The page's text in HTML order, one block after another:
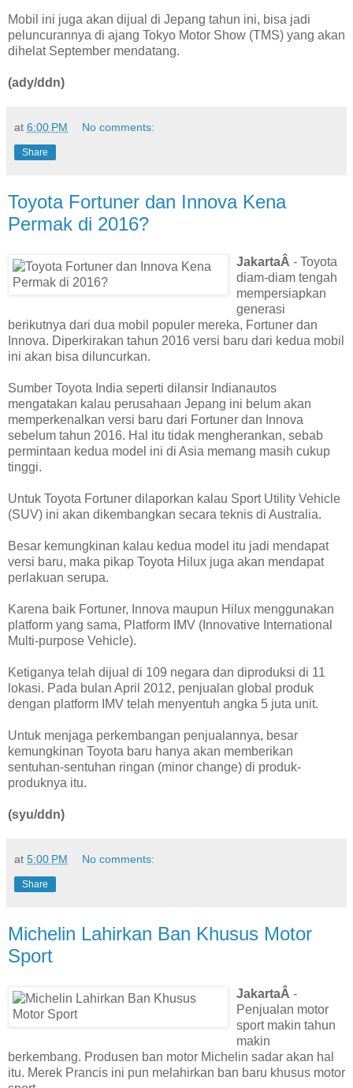
Mobil ini juga akan dijual di Jepang tahun ini, bisa jadi
peluncurannya di ajang Tokyo Motor Show (TMS) yang akan
dihelat September mendatang.
(ady/ddn)
at 6:00 PM No comments:
Share
Toyota Fortuner dan Innova Kena
Permak di 2016?
JakartaÂ - Toyota
diam-diam tengah
mempersiapkan
generasi
berikutnya dari dua mobil populer mereka, Fortuner dan
Innova. Diperkirakan tahun 2016 versi baru dari kedua mobil
ini akan bisa diluncurkan.
Sumber Toyota India seperti dilansir Indianautos
mengatakan kalau perusahaan Jepang ini belum akan
memperkenalkan versi baru dari Fortuner dan Innova
sebelum tahun 2016. Hal itu tidak mengherankan, sebab
permintaan kedua model ini di Asia memang masih cukup
tinggi.
Untuk Toyota Fortuner dilaporkan kalau Sport Utility Vehicle
(SUV) ini akan dikembangkan secara teknis di Australia.
Besar kemungkinan kalau kedua model itu jadi mendapat
versi baru, maka pikap Toyota Hilux juga akan mendapat
perlakuan serupa.
Karena baik Fortuner, Innova maupun Hilux menggunakan
platform yang sama, Platform IMV (Innovative International
Multi-purpose Vehicle).
Ketiganya telah dijual di 109 negara dan diproduksi di 11
lokasi. Pada bulan April 2012, penjualan global produk
dengan platform IMV telah menyentuh angka 5 juta unit.
Untuk menjaga perkembangan penjualannya, besar
kemungkinan Toyota baru hanya akan memberikan
sentuhan-sentuhan ringan (minor change) di produk-
produknya itu.
(syu/ddn)
at 5:00 PM No comments:
Share
Michelin Lahirkan Ban Khusus Motor
Sport
JakartaÂ -
Penjualan motor
sport makin tahun
makin
berkembang. Produsen ban motor Michelin sadar akan hal
itu. Merek Prancis ini pun melahirkan ban baru khusus motor